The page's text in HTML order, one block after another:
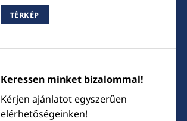
TÉRKÉP
Keressen minket bizalommal!
Kérjen ajánlatot egyszerűen
elérhetőségeinken!